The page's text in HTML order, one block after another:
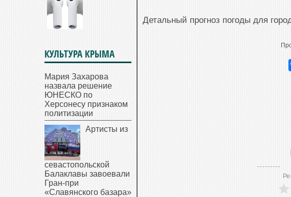
Детальный прогноз погоды для
КУЛЬТУРА КРЫМА
Мария Захарова
назвала решение
ЮНЕСКО по
Херсонесу признаком
политизации
Артисты из
севастопольской
Балаклавы завоевали
Гран-при
«Славянского базара»